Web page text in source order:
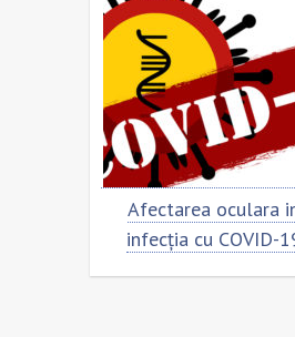
Afectarea oculara in
infecția cu COVID-19